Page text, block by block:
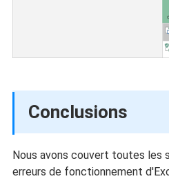
Conclusions
Nous avons couvert toutes les
erreurs de fonctionnement